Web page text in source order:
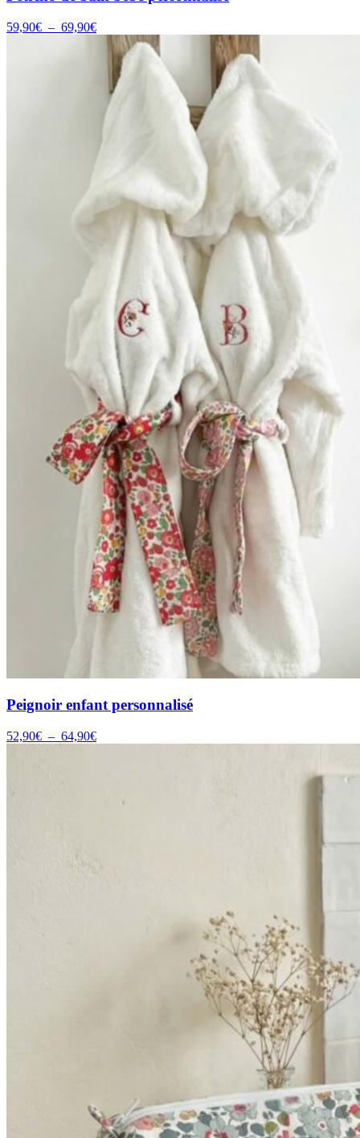
59,90€ – 69,90€Plage
prix :
59,90€
69,90€
Peignoir enfant personnalisé
52,90€ – 64,90€Plage
64,90€